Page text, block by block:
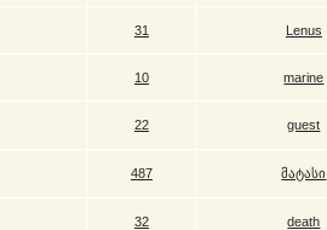
31 Lenus
10 marine
22 guest
487 მატასი
32 death